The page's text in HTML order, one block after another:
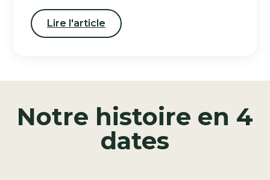
Lire l'article
Notre histoire en 4
dates